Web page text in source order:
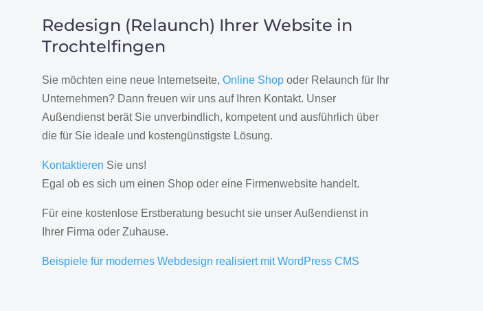
Redesign (Relaunch) Ihrer Website in
Trochtelfingen
Sie möchten eine neue Internetseite, Online Shopoder Relaunch für Ihr
Unternehmen? Dann freuen wir uns auf Ihren Kontakt. Unser
Außendienst berät Sie unverbindlich, kompetent und ausführlich über
die für Sie ideale und kostengünstigste Lösung.
Kontaktieren Sie uns!
Egal ob es sich um einen Shop oder eine Firmenwebsite handelt.
Für eine kostenlose Erstberatung besucht sie unser Außendienst in
Ihrer Firma oder Zuhause.
Beispiele für modernes Webdesign realisiert mit WordPress CMS